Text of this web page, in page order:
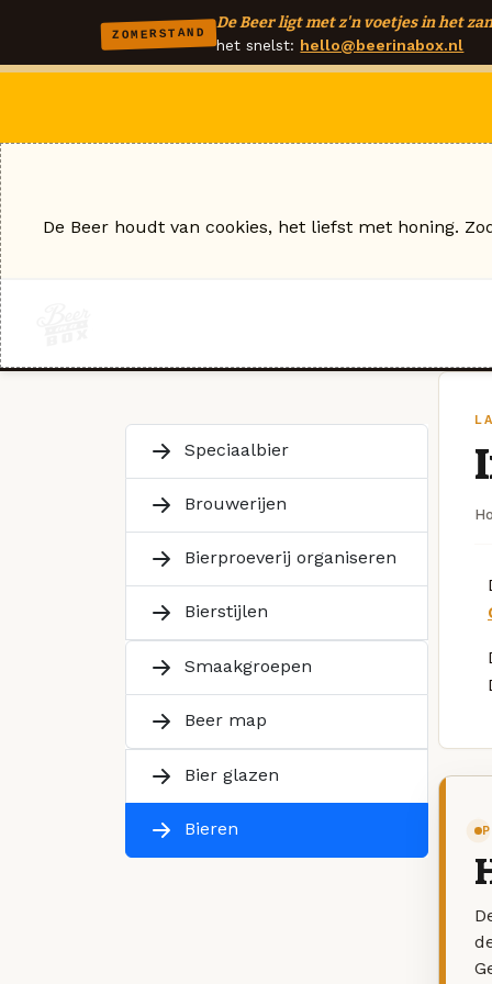
ZOMERSTAND
De Beer ligt met z'n voetjes in het
het snelst: hello@beerinabox.nl
Speciaalbier
Brouwerijen
Bierproeverij organiseren
Bierstijlen
Smaakgroepen
Beer map
Bier glazen
Bieren
De Beer houdt van cookies, het liefst met honing.